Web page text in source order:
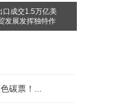
口成交1.5万亿美
发展发挥独特作
碳票！...